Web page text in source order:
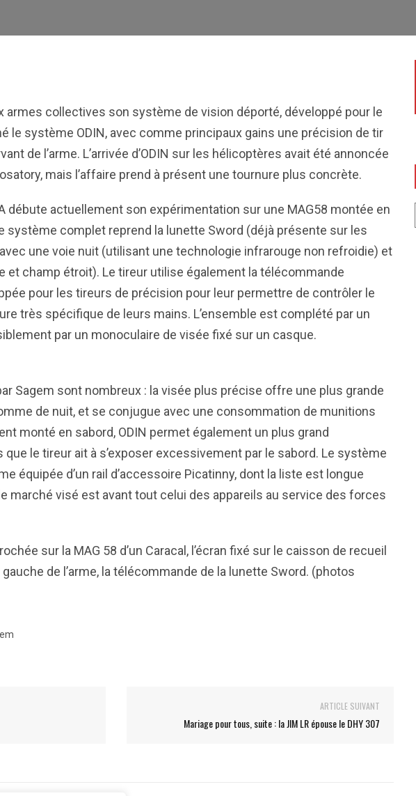
armes collectives son système de vision déporté, développé pour le
le système ODIN, avec comme principaux gains une précision de tir
de l’arme. L’arrivée d’ODIN sur les hélicoptères avait été annoncée
mais l’affaire prend à présent une tournure plus concrète.
débute actuellement son expérimentation sur une MAG58 montée en
système complet reprend la lunette Sword (déjà présente sur les
une voie nuit (utilisant une technologie infrarouge non refroidie) et
et champ étroit). Le tireur utilise également la télécommande
pour les tireurs de précision pour leur permettre de contrôler le
très spécifique de leurs mains. L’ensemble est complété par un
par un monoculaire de visée fixé sur un casque.
Sagem sont nombreux : la visée plus précise offre une plus grande
de nuit, et se conjugue avec une consommation de munitions
monté en sabord, ODIN permet également un plus grand
le tireur ait à s’exposer excessivement par le sabord. Le système
équipée d’un rail d’accessoire Picatinny, dont la liste est longue
marché visé est avant tout celui des appareils au service des forces
sur la MAG 58 d’un Caracal, l’écran fixé sur le caisson de recueil
de l’arme, la télécommande de la lunette Sword. (photos
ARTICLE SUIVANT
Mariage pour tous, suite : la JIM LR épouse le DHY 307